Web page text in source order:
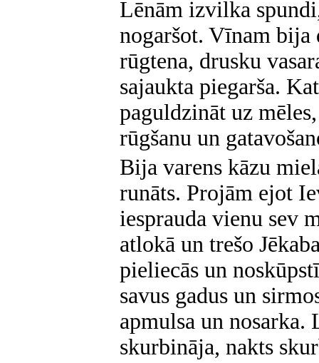
Lēnām izvilka
nogaršot. Vīnam bija
rūgtena, drusku
sajaukta piegarša.
paguldzināt uz
rūgšanu un
Bija varens kāzu
runāts. Projām ejot
iesprauda vienu sev
atlokā un trešo
pieliecās un
savus gadus un
apmulsa un nosarka.
skurbināja, nakts